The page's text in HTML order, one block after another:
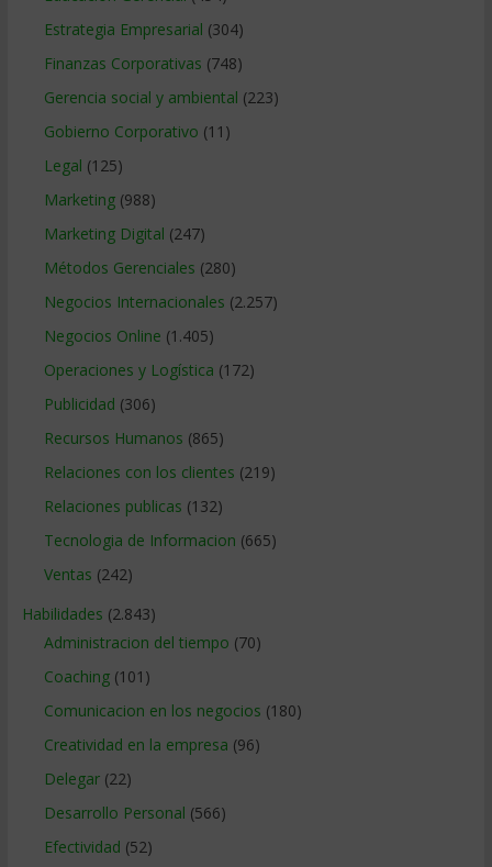
Estrategia Empresarial (304)
Finanzas Corporativas (748)
Gerencia social y ambiental (223)
Gobierno Corporativo (11)
Legal (125)
Marketing(988)
Marketing Digital (247)
Métodos Gerenciales (280)
Negocios Internacionales (2.257)
Negocios Online (1.405)
Operaciones y Logística (172)
Publicidad (306)
Recursos Humanos (865)
Relaciones con los clientes (219)
Relaciones publicas (132)
Tecnologia de Informacion (665)
Ventas (242)
Habilidades (2.843)
Administracion del tiempo (70)
Coaching(101)
Comunicacion en los negocios (180)
Creatividad en la empresa (96)
Delegar(22)
Desarrollo Personal (566)
Efectividad (52)